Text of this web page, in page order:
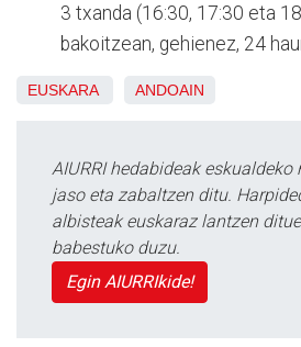
3 txanda (16:30, 17:30 eta
bakoitzean, gehienez, 24
EUSKARA ANDOAIN
AIURRI hedabideak
jaso eta zabaltzen ditu.
albisteak euskaraz lantzen
babestuko duzu.
Egin AIURRIkide!